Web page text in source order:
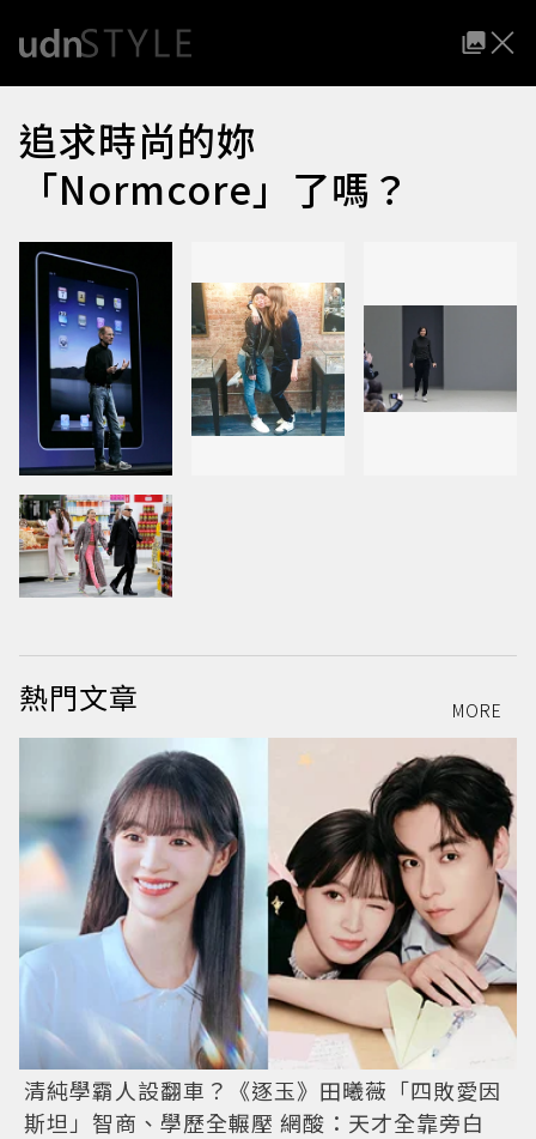
追求時尚的妳
「Normcore」了嗎？
熱門文章 MORE
清純學霸人設翻車？《逐玉》田曦薇「四敗愛因
斯坦」智商、學歷全輾壓 網酸：天才全靠旁白